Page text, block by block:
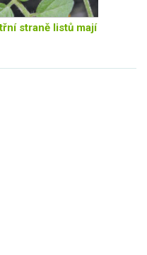
straně listů mají